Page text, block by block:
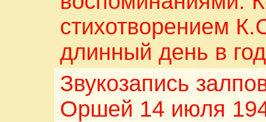
стихотворением
длинный день в
Звукозапись
Оршей 14 июля